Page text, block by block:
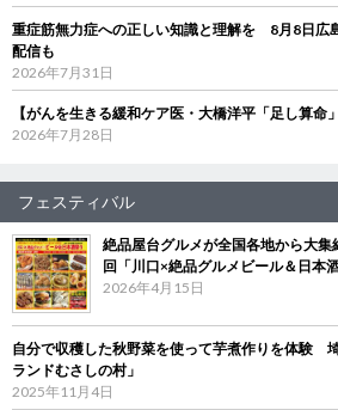
重症筋無力症への正しい知識と理解を 8月8日広
配信も
2026年7月31日
【がんを生きる緩和ケア医・大橋洋平「足し算命
2026年7月28日
フェスティバル
絶品屋台グルメが全国各地から大
回「川口×絶品グルメビール＆日本
2026年4月15日
自分で収穫した秋野菜を使って芋煮作りを体験
ランドむさしの村」
2025年11月4日